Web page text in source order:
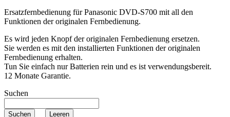
Ersatzfernbedienung fürPanasonic DVD-S700 mit all den
Funktionen der originalen Fernbedienung.
Es wird jeden Knopf der originalen Fernbedienung ersetzen.
Sie werden es mit den installierten Funktionen der originalen
Fernbedienung erhalten.
Tun Sie einfach nur Batterien rein und es ist verwendungsbereit.
12 Monate Garantie.
Suchen